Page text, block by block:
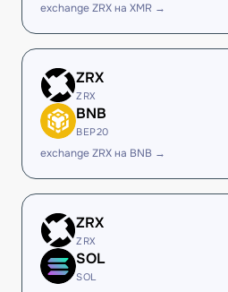
exchange ZRX на XMR →
ZRX
ZRX
BNB
BEP20
exchange ZRX на BNB →
ZRX
ZRX
SOL
SOL